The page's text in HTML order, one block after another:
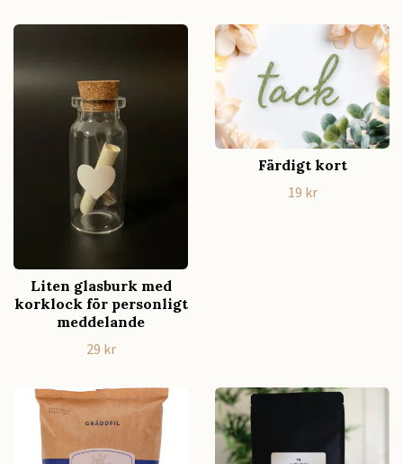
Liten glasburk med
korklock för personligt
meddelande
29 kr
Färdigt kort
19 kr